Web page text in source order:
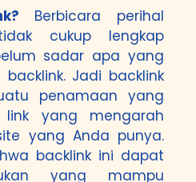
Berbicara perihal
cukup lengkap
sadar apa yang
Jadi backlink
penamaan yang
link yang mengarah
yang Anda punya.
backlink ini dapat
yang mampu